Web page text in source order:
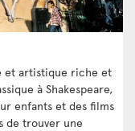
et artistique riche et
à Shakespeare,
enfants et des films
de trouver une